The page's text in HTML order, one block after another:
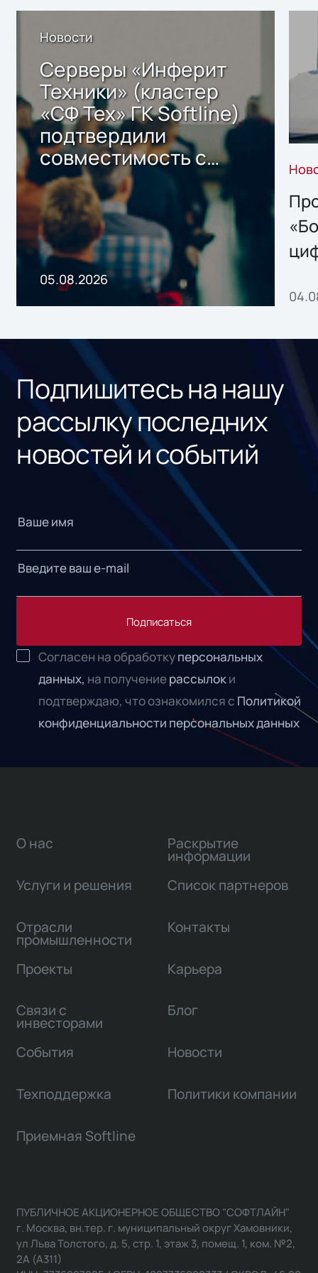
Новости
Серверы «Инферит
Техники» (кластер
«СФ Тех» ГК Softline)
подтвердили
совместимость с
решением Sharx
Storage 2.x для
хранения данных
05.08.2026
Подпишитесь на нашу
рассылку последних
новостей и событий
Подписаться
Согласен на обработкуперсональных
данных, на получениерассылоки
подтверждаю, что ознакомился с Политикой
конфиденциальности персональных данных
О нас
Услуги и решения
Отрасли
промышленности
Проекты
Связи с
инвесторами
Раскрытие
информации
Список партнеров
Контакты
Карьера
Блог
События Новости
Техподдержка Политики компании
Приемная Softline
ПУБЛИЧНОЕ АКЦИОНЕРНОЕ ОБЩЕСТВО "СОФТЛАЙН"
г. Москва, вн.тер. г. муниципальный округ Хамовники,
ул Льва Толстого, д. 5, стр. 1, этаж 3, помещ. 1, ком. №2,
2А (А311)